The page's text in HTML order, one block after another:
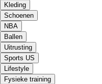
Kleding
Schoenen
NBA
Ballen
Uitrusting
Sports US
Lifestyle
Fysieke training